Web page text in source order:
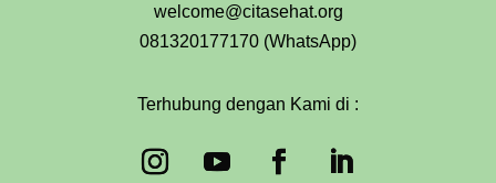
welcome@citasehat.org
081320177170 (WhatsApp)
Terhubung dengan Kami di :